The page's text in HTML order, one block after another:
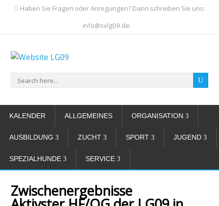
Haben Sie Fragen oder Anregungen? Dann schreiben Sie uns:
info@svlg09.de.
KALENDER ALLGEMEINES ORGANISATION
AUSBILDUNG ZUCHT SPORT JUGEND
SPEZIALHUNDE SERVICE
Zwischenergebnisse